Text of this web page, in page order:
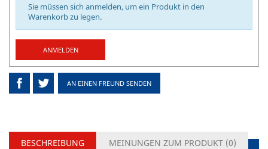
Sie müssen sich anmelden, um ein Produkt in den
Warenkorb zu legen.
ANMELDEN
AN EINEN FREUND SENDEN
BESCHREIBUNG MEINUNGEN ZUM PRODUKT (0)